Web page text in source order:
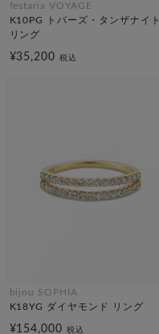
festaria VOYAGE
K10PG トパーズ・タンザナイト
リング
¥35,200税込
bijou SOPHIA
K18YG ダイヤモンド リング
¥154,000税込